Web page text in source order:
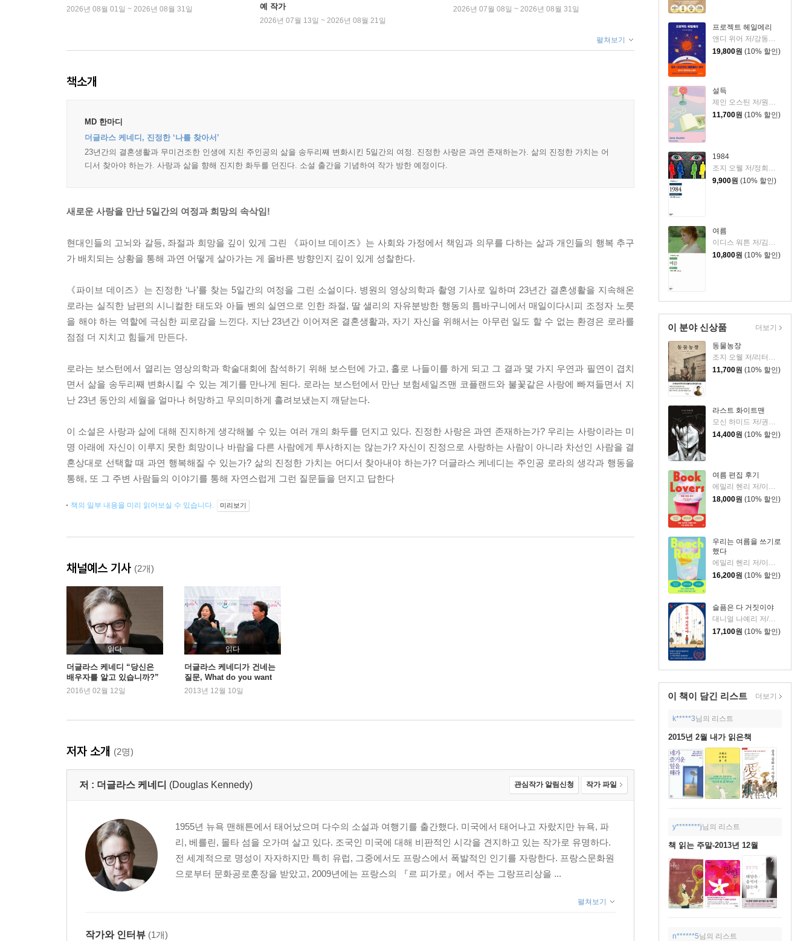
프로젝트 헤일메리
19,800원 (10% 할인)
설득
11,700원 (10% 할인)
1984
조지 오웰 저/정회성 역
9,900원 (10% 할인)
여름
이디스 워튼 저/김욱동 역
10,800원 (10% 할인)
이 분야 신상품
동물농장
조지 오웰 저/리터링크 역
11,700원 (10% 할인)
라스트 화이트맨
14,400원 (10% 할인)
여름 편집 후기
에밀리 헨리 저/이미정 역
18,000원 (10% 할인)
우리는 여름을 쓰기로
했다
16,200원 (10% 할인)
슬픔은 다 거짓이야
대니얼 나예리 저/김래경 역
17,100원 (10% 할인)
더보기
이 책이 담긴 리스트 더보기
k*****3님의 리스트
2015년 2월 내가 읽은책
y********j님의 리스트
책 읽는 주말-2013년 12월
n******5님의 리스트
2026년 08월 01일 ~ 2026년 08월 31일
예 작가
2026년 07월 13일 ~ 2026년 08월 21일
2026년 07월 08일 ~ 2026년 08월 31일
펼쳐보기
책소개
MD 한마디
더글라스 케네디, 진정한 ‘나를 찾아서’
23년간의 결혼생활과 무미건조한 인생에 지친 주인공의 삶을 송두리째 변화시킨 5일간의 여정. 진정한 사랑은 과연 존재하는가. 삶의 진정한 가치는 어
디서 찾아야 하는가. 사랑과 삶을 향해 진지한 화두를 던진다. 소설 출간을 기념하여 작가 방한 예정이다.
새로운 사랑을 만난 5일간의 여정과 희망의 속삭임!
현대인들의 고뇌와 갈등, 좌절과 희망을 깊이 있게 그린 《파이브 데이즈》는 사회와 가정에서 책임과 의무를 다하는 삶과 개인들의 행복 추구
가 배치되는 상황을 통해 과연 어떻게 살아가는 게 올바른 방향인지 깊이 있게 성찰한다.
《파이브 데이즈》는 진정한 ‘나’를 찾는 5일간의 여정을 그린 소설이다. 병원의 영상의학과 촬영 기사로 일하며 23년간 결혼생활을 지속해온
로라는 실직한 남편의 시니컬한 태도와 아들 벤의 실연으로 인한 좌절, 딸 샐리의 자유분방한 행동의 틈바구니에서 매일이다시피 조정자 노릇
을 해야 하는 역할에 극심한 피로감을 느낀다. 지난 23년간 이어져온 결혼생활과, 자기 자신을 위해서는 아무런 일도 할 수 없는 환경은 로라를
점점 더 지치고 힘들게 만든다.
로라는 보스턴에서 열리는 영상의학과 학술대회에 참석하기 위해 보스턴에 가고, 홀로 나들이를 하게 되고 그 결과 몇 가지 우연과 필연이 겹치
면서 삶을 송두리째 변화시킬 수 있는 계기를 만나게 된다. 로라는 보스턴에서 만난 보험세일즈맨 코플랜드와 불꽃같은 사랑에 빠져들면서 지
난 23년 동안의 세월을 얼마나 허망하고 무의미하게 흘려보냈는지 깨닫는다.
이 소설은 사랑과 삶에 대해 진지하게 생각해볼 수 있는 여러 개의 화두를 던지고 있다. 진정한 사랑은 과연 존재하는가? 우리는 사랑이라는 미
명 아래에 자신이 이루지 못한 희망이나 바람을 다른 사람에게 투사하지는 않는가? 자신이 진정으로 사랑하는 사람이 아니라 차선인 사람을 결
혼상대로 선택할 때 과연 행복해질 수 있는가? 삶의 진정한 가치는 어디서 찾아내야 하는가? 더글라스 케네디는 주인공 로라의 생각과 행동을
통해, 또 그 주변 사람들의 이야기를 통해 자연스럽게 그런 질문들을 던지고 답한다
책의 일부 내용을 미리 읽어보실 수 있습니다. 미리보기
채널예스 기사 (2개)
읽다
더글라스 케네디 “당신은
배우자를 알고 있습니까?”
2016년 02월 12일
읽다
더글라스 케네디가 건네는
질문, What do you want
2013년 12월 10일
저자 소개 (2명)
저 : 더글라스 케네디 (Douglas Kennedy) 관심작가 알림신청 작가 파일
1955년 뉴욕 맨해튼에서 태어났으며 다수의 소설과 여행기를 출간했다. 미국에서 태어나고 자랐지만 뉴욕, 파
리, 베를린, 몰타 섬을 오가며 살고 있다. 조국인 미국에 대해 비판적인 시각을 견지하고 있는 작가로 유명하다.
전 세계적으로 명성이 자자하지만 특히 유럽, 그중에서도 프랑스에서 폭발적인 인기를 자랑한다. 프랑스문화원
으로부터 문화공로훈장을 받았고, 2009년에는 프랑스의 『르 피가로』에서 주는 그랑프리상을 ...
펼쳐보기
작가와 인터뷰 (1개)